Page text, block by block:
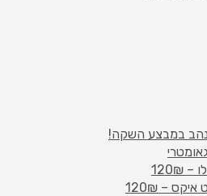
במבצע השקה!
– 120₪